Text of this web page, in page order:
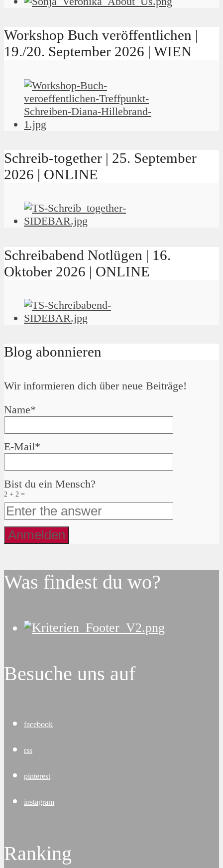
Workshop Buch veröffentlichen |
19./20. September 2026 | WIEN
Schreib-together | 25. September
2026 | ONLINE
Schreibabend Notlügen | 16.
Oktober 2026 | ONLINE
Blog abonnieren
Wir informieren dich über neue Beiträge!
Name*
E-Mail*
Bist du ein Mensch?
2 + 2 =
Was findest du wo?
Besuche uns auf
facebook
rss
pinterest
instagram
Ranking